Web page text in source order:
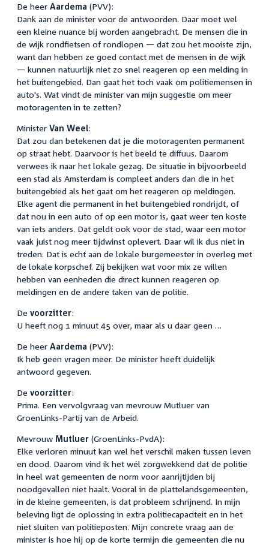
De heer Aardema (PVV):
Dank aan de minister voor de antwoorden. Daar moet wel
een kleine nuance bij worden aangebracht. De mensen die in
de wijk rondfietsen of rondlopen — dat zou het mooiste zijn,
want dan hebben ze goed contact met de mensen in de wijk
— kunnen natuurlijk niet zo snel reageren op een melding in
het buitengebied. Dan gaat het toch vaak om politiemensen in
auto's. Wat vindt de minister van mijn suggestie om meer
motoragenten in te zetten?
Minister Van Weel:
Dat zou dan betekenen dat je die motoragenten permanent
op straat hebt. Daarvoor is het beeld te diffuus. Daarom
verwees ik naar het lokale gezag. De situatie in bijvoorbeeld
een stad als Amsterdam is compleet anders dan die in het
buitengebied als het gaat om het reageren op meldingen.
Elke agent die permanent in het buitengebied rondrijdt, of
dat nou in een auto of op een motor is, gaat weer ten koste
van iets anders. Dat geldt ook voor de stad, waar een motor
vaak juist nog meer tijdwinst oplevert. Daar wil ik dus niet in
treden. Dat is echt aan de lokale burgemeester in overleg met
de lokale korpschef. Zij bekijken wat voor mix ze willen
hebben van eenheden die direct kunnen reageren op
meldingen en de andere taken van de politie.
De voorzitter:
U heeft nog 1 minuut 45 over, maar als u daar geen …
De heer Aardema (PVV):
Ik heb geen vragen meer. De minister heeft duidelijk
antwoord gegeven.
De voorzitter:
Prima. Een vervolgvraag van mevrouw Mutluer van
GroenLinks-Partij van de Arbeid.
Mevrouw Mutluer (GroenLinks-PvdA):
Elke verloren minuut kan wel het verschil maken tussen leven
en dood. Daarom vind ik het wél zorgwekkend dat de politie
in heel wat gemeenten de norm voor aanrijtijden bij
noodgevallen niet haalt. Vooral in de plattelandsgemeenten,
in de kleine gemeenten, is dat probleem schrijnend. In mijn
beleving ligt de oplossing in extra politiecapaciteit en in het
niet sluiten van politieposten. Mijn concrete vraag aan de
minister is hoe hij op de korte termijn die gemeenten die nu